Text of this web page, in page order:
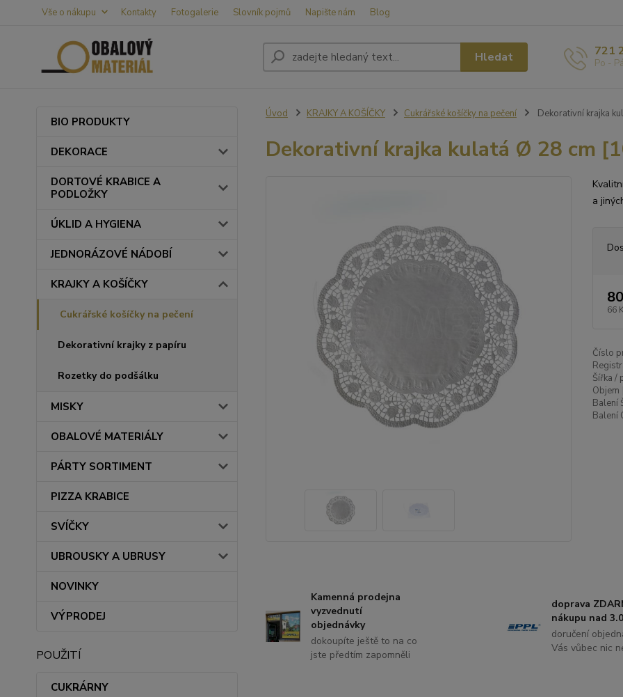
Vše o nákupu Kontakty Fotogalerie Slovník pojmů Napište nám Blog
Hledat 721
Po -
BIO PRODUKTY
DEKORACE
DORTOVÉ KRABICE A
PODLOŽKY
ÚKLID A HYGIENA
JEDNORÁZOVÉ NÁDOBÍ
KRAJKY A KOŠÍČKY
Cukrářské košíčky na pečení
Dekorativní krajky z papíru
Rozetky do podšálku
MISKY
OBALOVÉ MATERIÁLY
PÁRTY SORTIMENT
PIZZA KRABICE
SVÍČKY
UBROUSKY A UBRUSY
NOVINKY
VÝPRODEJ
POUŽITÍ
CUKRÁRNY
Úvod KRAJKY A KOŠÍČKY Cukrářské košíčky na pečení Dekorativní krajka
Dekorativní krajka kulatá Ø 28 cm
a
66
Číslo
Šířka /
Objem
Balení
Balení
Kamenná prodejna
vyzvednutí
objednávky
dokoupíte ještě to na co
jste předtím zapomněli
doprava
nákupu nad
doručení
Vás vůbec nic